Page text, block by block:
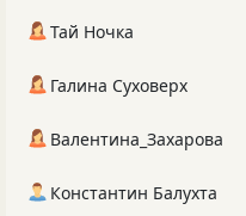
Тай Ночка
Галина Суховерх
Валентина_Захарова
Константин Балухта